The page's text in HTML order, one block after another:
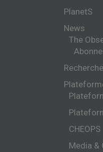
PlanetS
News
The
Recherche
CHEOPS
Media &